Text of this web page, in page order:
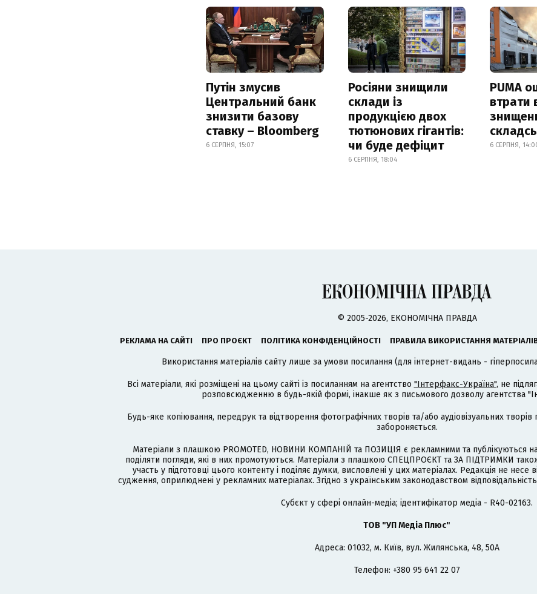
Путін змусив
Центральний банк
знизити базову
ставку – Bloomberg
6 СЕРПНЯ, 15:07
Росіяни знищили
склади із
продукцією двох
тютюнових гігантів:
чи буде дефіцит
6 СЕРПНЯ, 18:04
PUMA
втрати
6 СЕРПНЯ,
© 2005-2026, ЕКОНОМІЧНА ПРАВДА
РЕКЛАМА НА САЙТІ ПРО ПРОЄКТ ПОЛІТИКА КОНФІДЕНЦІЙНОСТІ ПРАВИЛА ВИКОРИСТАННЯ
Використання матеріалів сайту лише за умови посилання (для інтернет-видань -
Всі матеріали, які розміщені на цьому сайті із посиланням на агентство "Інтерфакс-Україна", не
розповсюдженню в будь-якій формі, інакше як з письмового дозволу агентства
Будь-яке копіювання, передрук та відтворення фотографічних творів та/або аудіовізуальних
забороняється.
Матеріали з плашкою PROMOTED, НОВИНИ КОМПАНІЙ та ПОЗИЦІЯ є рекламними та публікуються
поділяти погляди, які в них промотуються. Матеріали з плашкою СПЕЦПРОЄКТ та ЗА ПІДТРИМКИ
участь у підготовці цього контенту і поділяє думки, висловлені у цих матеріалах. Редакція не несе
судження, оприлюднені у рекламних матеріалах. Згідно з українським законодавством
Cубєкт у сфері онлайн-медіа; ідентифікатор медіа - R40-02163.
ТОВ "УП Медіа Плюс"
Адреса: 01032, м. Київ, вул. Жилянська, 48, 50А
Телефон: +380 95 641 22 07